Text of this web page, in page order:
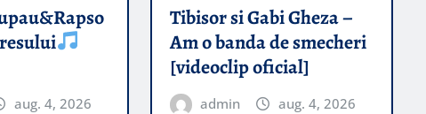
aug. 4, 2026
Tibisor si Gabi Gheza –
Am o banda de smecheri
[videoclip oficial]
admin aug. 4, 2026